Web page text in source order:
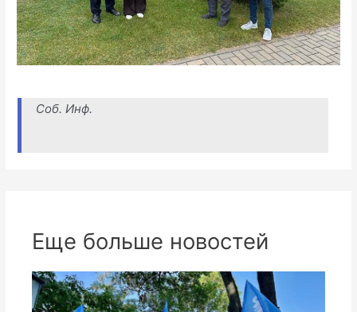
Соб. Инф.
Еще больше новостей